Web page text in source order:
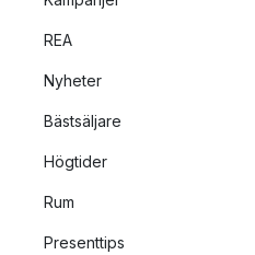
REA
Nyheter
Bästsäljare
Högtider
Rum
Presenttips